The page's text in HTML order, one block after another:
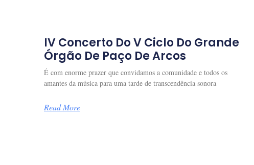
IV Concerto Do V Ciclo Do Grande
Órgão De Paço De Arcos
É com enorme prazer que convidamos a comunidade e todos os
amantes da música para uma tarde de transcendência sonora
Read More